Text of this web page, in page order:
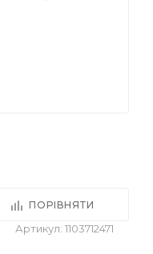
ПОРІВНЯТИ
Артикул: 1103712471